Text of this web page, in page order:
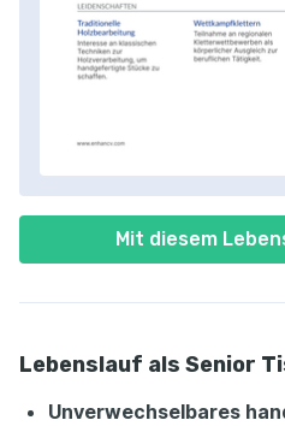
Mit diesem
Lebenslauf als Senior
Unverwechselbares